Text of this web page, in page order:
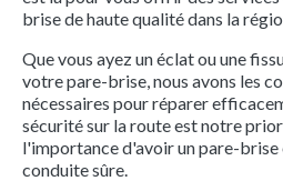
brise de haute qualité dans la
Que vous ayez un éclat ou une
votre pare-brise, nous avons les
nécessaires pour réparer
sécurité sur la route est notre
l'importance d'avoir un pare-
conduite sûre.